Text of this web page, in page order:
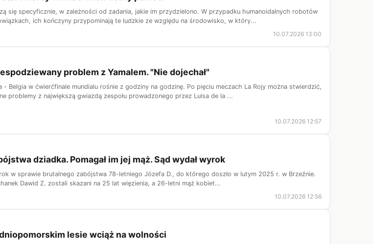
się specyficznie, w zależności od zadania, jakie im przydzielono. W przypadku humanoidalnych robotów
ich kończyny przypominają te ludzkie ze względu na środowisko, w który...
10.07.2026 13:00
problem z Yamalem. "Nie dojechał"
- Belgia w ćwierćfinale mundialu rośnie z godziny na godzinę. Po pięciu meczach La Rojy można stwierdzić,
problemy z największą gwiazdą zespołu prowadzonego przez Luisa de la ...
10.07.2026 12:57
dziadka. Pomagał im jej mąż. Sąd wydał wyrok
w sprawie brutalnego zabójstwa 78-letniego Józefa D., do którego doszło w lutym 2025 r. w Brzeźnie.
Dawid Z. zostali skazani na 25 lat więzienia, a 26-letni mąż kobiet...
10.07.2026 12:56
lesie wciąż na wolności